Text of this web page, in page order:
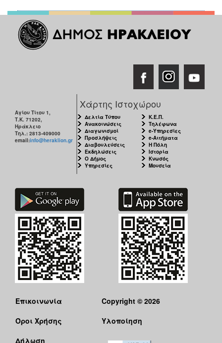
Αγίου Τίτου 1,
Τ.Κ. 71202,
Ηράκλειο
Τηλ.: 2813-409000
email:info@heraklion.gr
Χάρτης Ιστοχώρου
Δελτία Τύπου
Ανακοινώσεις
Διαγωνισμοί
Προσλήψεις
Διαβουλεύσεις
Εκδηλώσεις
Ο Δήμος
Υπηρεσίες
Κ.Ε.Π.
Τηλέφωνα
e-Υπηρεσίες
e-Αιτήματα
Η Πόλη
Ιστορία
Κνωσός
Μουσεία
Επικοινωνία
Όροι Χρήσης
Δήλωση
Copyright © 2026
Υλοποίηση